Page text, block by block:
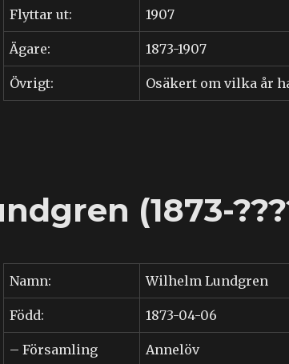
Flyttar ut: 1907
Ägare: 1873-1907
Övrigt: Osäkert om vilka år
(1873-
Namn: Wilhelm Lundgren
Född: 1873-04-06
– Församling Annelöv